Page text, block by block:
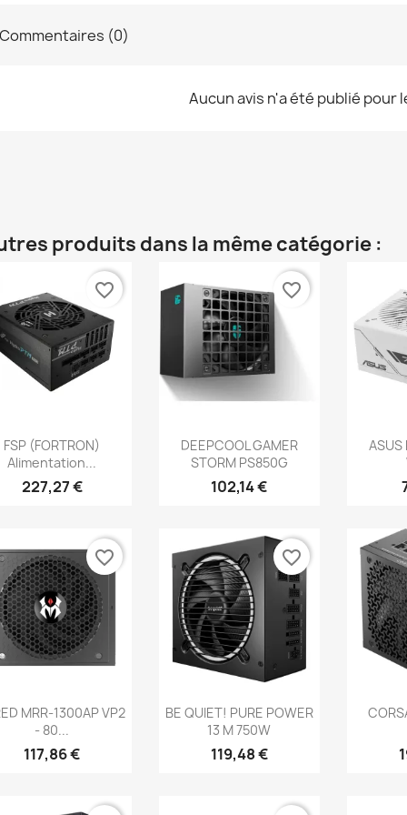
(0)
Aucun avis n'a été publié pour
produits dans la même catégorie :
Aperçu rapide
FSP (FORTRON)
Alimentation...
227,27 €
favorite_border
Aperçu rapide
DEEPCOOL GAMER
STORM PS850G
102,14 €
favorite_border

ASUS
Aperçu rapide
MRR-1300AP VP2
- 80...
117,86 €
favorite_border
 Aperçu rapide
BE QUIET! PURE POWER
13 M 750W
119,48 €
favorite_border
